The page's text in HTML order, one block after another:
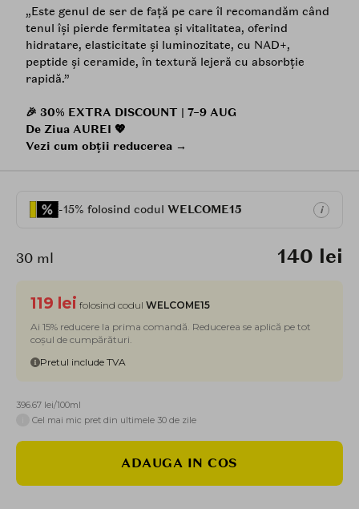
„Este genul de ser de față pe care îl recomandăm când
tenul își pierde fermitatea și vitalitatea, oferind
hidratare, elasticitate și luminozitate, cu NAD+,
peptide și ceramide, în textură lejeră cu absorbție
rapidă.”
🎉 30% EXTRA DISCOUNT | 7–9 AUG
De Ziua AUREI 💖
Vezi cum obții reducerea →
-15% folosind codul WELCOME15 i
30 ml 140 lei
119 lei folosind codul WELCOME15
Ai 15% reducere la prima comandă. Reducerea se aplică pe tot
coșul de cumpărături.
Pretul include TVA
396.67 lei/100ml
Cel mai mic pret din ultimele 30 de zile
ADAUGA IN COS